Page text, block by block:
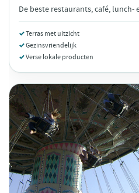
De beste restaurants, café, lunch-
Terras met uitzicht
Gezinsvriendelijk
Verse lokale producten